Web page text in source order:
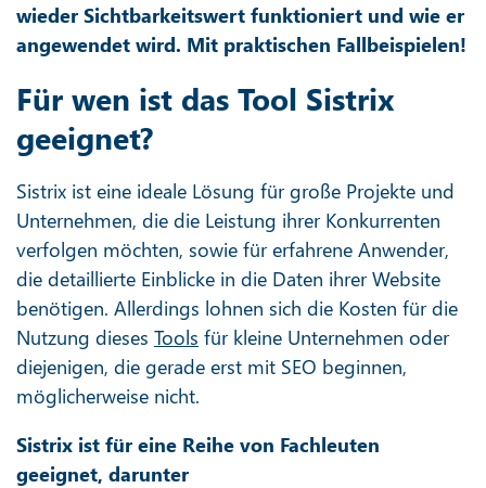
wieder Sichtbarkeitswert funktioniert und wie er
angewendet wird. Mit praktischen Fallbeispielen!
Für wen ist das Tool Sistrix
geeignet?
Sistrix ist eine ideale Lösung für große Projekte und
Unternehmen, die die Leistung ihrer Konkurrenten
verfolgen möchten, sowie für erfahrene Anwender,
die detaillierte Einblicke in die Daten ihrer Website
benötigen. Allerdings lohnen sich die Kosten für die
Nutzung dieses Tools für kleine Unternehmen oder
diejenigen, die gerade erst mit SEO beginnen,
möglicherweise nicht.
Sistrix ist für eine Reihe von Fachleuten
geeignet, darunter